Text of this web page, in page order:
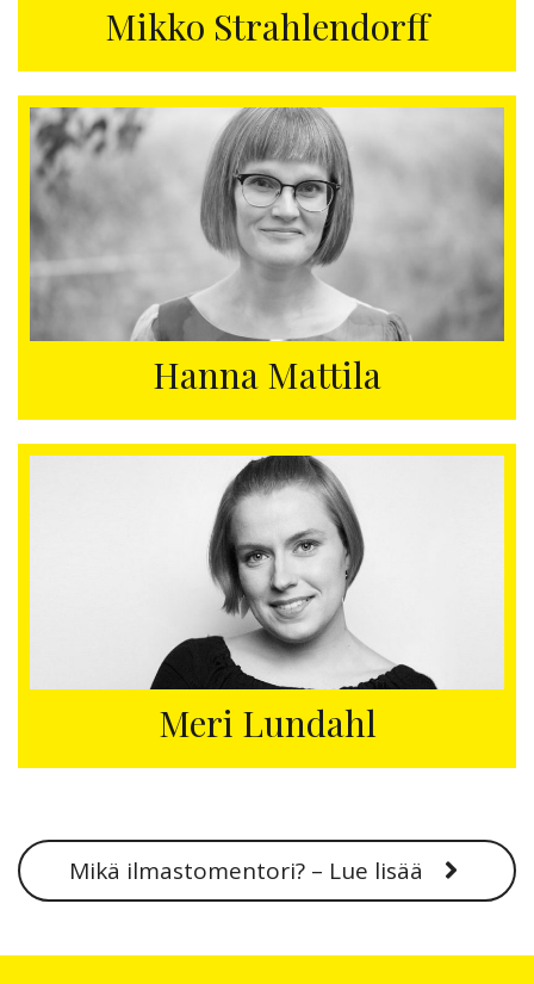
Mikko Strahlendorff
Hanna Mattila
Meri Lundahl
Mikä ilmastomentori? – Lue lisää